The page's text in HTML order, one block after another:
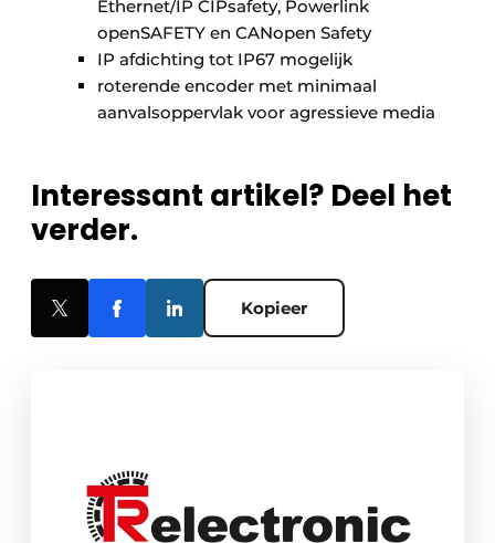
Ethernet/IP CIPsafety, Powerlink
openSAFETY en CANopen Safety
IP afdichting tot IP67 mogelijk
roterende encoder met minimaal
aanvalsoppervlak voor agressieve media
Interessant artikel? Deel het
verder.
Kopieer